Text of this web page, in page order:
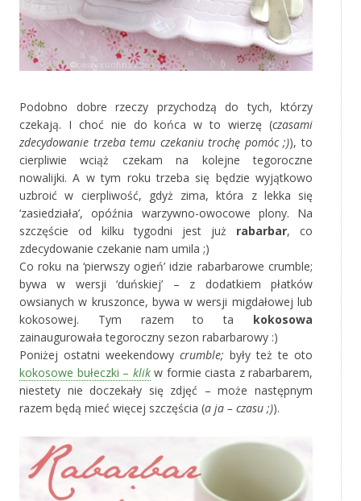
Podobno dobre rzeczy przychodzą do tych, którzy
czekają. I choć nie do końca w to wierzę (czasami
zdecydowanie trzeba temu czekaniu trochę pomóc ;)), to
cierpliwie wciąż czekam na kolejne tegoroczne
nowalijki. A w tym roku trzeba się będzie wyjątkowo
uzbroić w cierpliwość, gdyż zima, która z lekka się
‘zasiedziała’, opóźnia warzywno-owocowe plony. Na
szczęście od kilku tygodni jest już rabarbar, co
zdecydowanie czekanie nam umila ;)
Co roku na ‘pierwszy ogień’ idzie rabarbarowe crumble;
bywa w wersji ‘duńskiej’ – z dodatkiem płatków
owsianych w kruszonce, bywa w wersji migdałowej lub
kokosowej. Tym razem to ta kokosowa
zainaugurowała tegoroczny sezon rabarbarowy :)
Poniżej ostatni weekendowy crumble; były też te oto
kokosowe bułeczki – klikw formie ciasta z rabarbarem,
niestety nie doczekały się zdjęć – może następnym
razem będą mieć więcej szczęścia (a ja – czasu ;)).